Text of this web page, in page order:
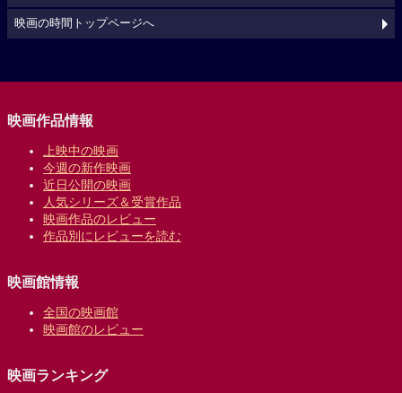
映画の時間トップページへ
映画作品情報
上映中の映画
今週の新作映画
近日公開の映画
人気シリーズ＆受賞作品
映画作品のレビュー
作品別にレビューを読む
映画館情報
全国の映画館
映画館のレビュー
映画ランキング